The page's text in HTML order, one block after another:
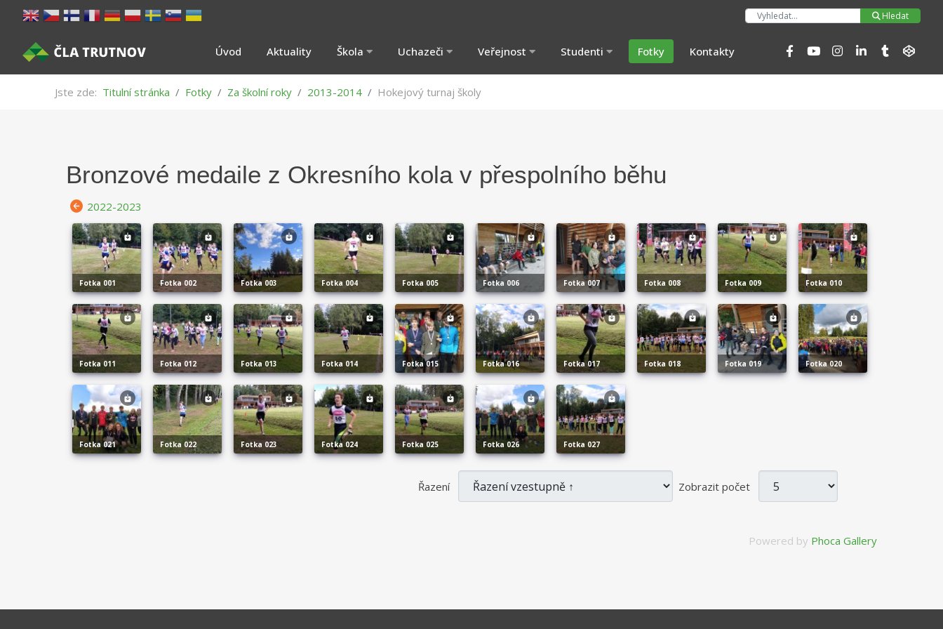
Hledat
Úvod Aktuality Škola Uchazeči Veřejnost Studenti Fotky Kontakty
Jste zde: Titulní stránka Fotky Za školní roky 2013-2014 Hokejový turnaj školy
Bronzové medaile z Okresního kola v přespolního běhu
2022-2023
fotka 001 fotka 002 fotka 003 fotka 004 fotka 005 fotka 006 fotka 007 fotka 008 fotka 009 fotka 010
fotka 011 fotka 012 fotka 013 fotka 014 fotka 015 fotka 016 fotka 017 fotka 018 fotka 019 fotka 020
fotka 021 fotka 022 fotka 023 fotka 024 fotka 025 fotka 026 fotka 027
Řazení Zobrazit počet
Powered by Phoca Gallery